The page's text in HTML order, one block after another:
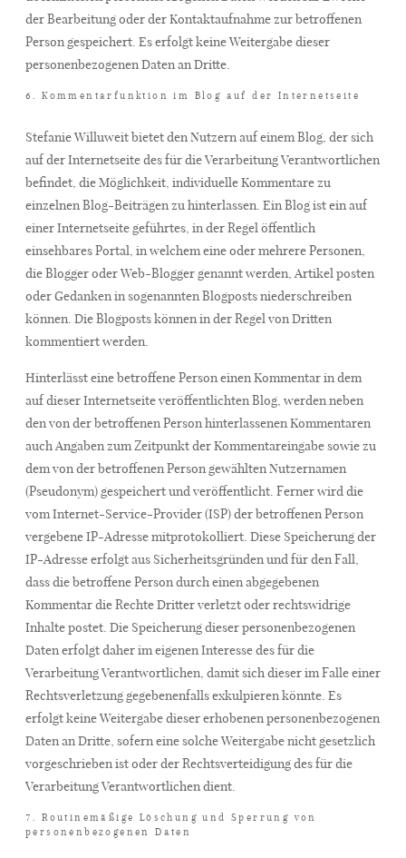
der Bearbeitung oder der Kontaktaufnahme zur betroffenen
Person gespeichert. Es erfolgt keine Weitergabe dieser
personenbezogenen Daten an Dritte.
6. Kommentarfunktion im Blog auf der Internetseite
Stefanie Willuweit bietet den Nutzern auf einem Blog, der sich
auf der Internetseite des für die Verarbeitung Verantwortlichen
befindet, die Möglichkeit, individuelle Kommentare zu
einzelnen Blog-Beiträgen zu hinterlassen. Ein Blog ist ein auf
einer Internetseite geführtes, in der Regel öffentlich
einsehbares Portal, in welchem eine oder mehrere Personen,
die Blogger oder Web-Blogger genannt werden, Artikel posten
oder Gedanken in sogenannten Blogposts niederschreiben
können. Die Blogposts können in der Regel von Dritten
kommentiert werden.
Hinterlässt eine betroffene Person einen Kommentar in dem
auf dieser Internetseite veröffentlichten Blog, werden neben
den von der betroffenen Person hinterlassenen Kommentaren
auch Angaben zum Zeitpunkt der Kommentareingabe sowie zu
dem von der betroffenen Person gewählten Nutzernamen
(Pseudonym) gespeichert und veröffentlicht. Ferner wird die
vom Internet-Service-Provider (ISP) der betroffenen Person
vergebene IP-Adresse mitprotokolliert. Diese Speicherung der
IP-Adresse erfolgt aus Sicherheitsgründen und für den Fall,
dass die betroffene Person durch einen abgegebenen
Kommentar die Rechte Dritter verletzt oder rechtswidrige
Inhalte postet. Die Speicherung dieser personenbezogenen
Daten erfolgt daher im eigenen Interesse des für die
Verarbeitung Verantwortlichen, damit sich dieser im Falle einer
Rechtsverletzung gegebenenfalls exkulpieren könnte. Es
erfolgt keine Weitergabe dieser erhobenen personenbezogenen
Daten an Dritte, sofern eine solche Weitergabe nicht gesetzlich
vorgeschrieben ist oder der Rechtsverteidigung des für die
Verarbeitung Verantwortlichen dient.
7. Routinemäßige Löschung und Sperrung von
personenbezogenen Daten